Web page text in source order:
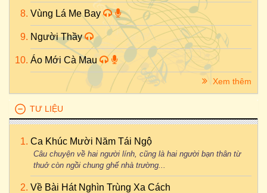
Vùng Lá Me Bay
Người Thầy
Áo Mới Cà Mau
Xem thêm
TƯ LIỆU
Ca Khúc Mười Năm Tái Ngộ
Câu chuyện về hai người lính, cũng là hai người bạn thân từ
thuở còn ngồi chung ghế nhà trường...
Về Bài Hát Nghìn Trùng Xa Cách